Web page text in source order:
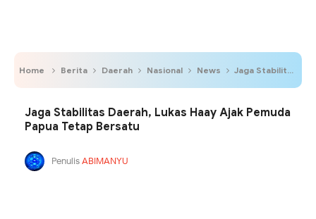
Home Berita Daerah Nasional News Jaga Stabilitas Daerah, Lukas Haay Ajak Pemuda Papua Tetap Bersatu
Jaga Stabilitas Daerah, Lukas Haay Ajak Pemuda
Papua Tetap Bersatu
PenulisABIMANYU